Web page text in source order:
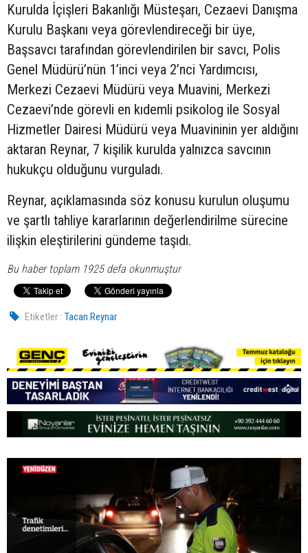
Kurulda İçişleri Bakanlığı Müsteşarı, Cezaevi Danışma
Kurulu Başkanı veya görevlendireceği bir üye,
Başsavcı tarafından görevlendirilen bir savcı, Polis
Genel Müdürü’nün 1’inci veya 2’nci Yardımcısı,
Merkezi Cezaevi Müdürü veya Muavini, Merkezi
Cezaevi’nde görevli en kıdemli psikolog ile Sosyal
Hizmetler Dairesi Müdürü veya Muavininin yer aldığını
aktaran Reynar, 7 kişilik kurulda yalnızca savcının
hukukçu olduğunu vurguladı.
Reynar, açıklamasında söz konusu kurulun oluşumu
ve şartlı tahliye kararlarının değerlendirilme sürecine
ilişkin eleştirilerini gündeme taşıdı.
Bu haber toplam 1925 defa okunmuştur
Etiketler : Tacan Reynar